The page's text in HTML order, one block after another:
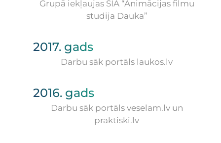
Grupā iekļaujas SIA “Animācijas filmu
studija Dauka”
2017. gads
Darbu sāk portāls laukos.lv
2016. gads
Darbu sāk portāls veselam.lv un
praktiski.lv